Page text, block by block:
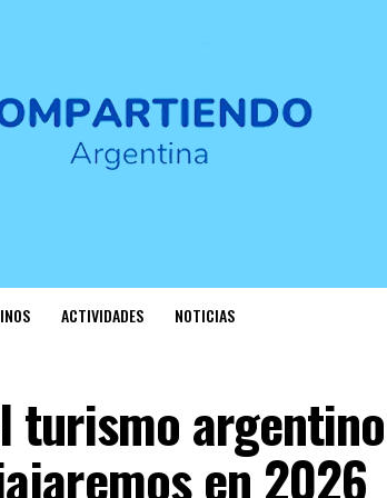
ACTIVIDADES NOTICIAS
turismo
en 2026